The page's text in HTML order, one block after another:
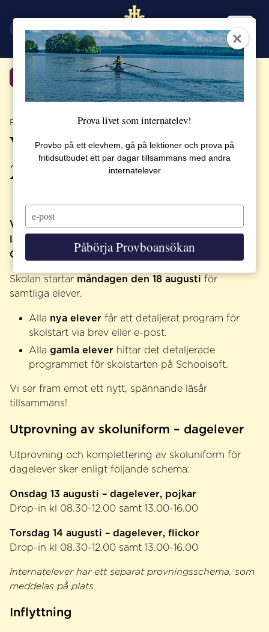
Tillbaka
PUBLICERAT 26 JUNI 2025
Välkommen till skolåret
2025/2026
Välkommen tillbaka till skolan och till ett nytt
läsår.
Och till alla nya elever – välkomna till SSHL!
Skolan startar måndagen den 18 augusti för
samtliga elever.
Alla nya elever får ett detaljerat program för
skolstart via brev eller e-post.
Alla gamla elever hittar det detaljerade
programmet för skolstarten på Schoolsoft.
Vi ser fram emot ett nytt, spännande läsår
tillsammans!
Utprovning av skoluniform – dagelever
Utprovning och komplettering av skoluniform för
dagelever sker enligt följande schema:
Onsdag 13 augusti – dagelever, pojkar
Drop-in kl 08.30-12.00 samt 13.00-16.00
Torsdag 14 augusti – dagelever, flickor
Drop-in kl 08.30-12.00 samt 13.00-16.00
Internatelever har ett separat provningsschema, som
meddelas på plats.
Inflyttning
Prova livet som internatelev!
Provbo på ett elevhem, gå på lektioner och prova på
fritidsutbudet ett par dagar tillsammans med andra
internatelever
your
email
Påbörja Provboansökan